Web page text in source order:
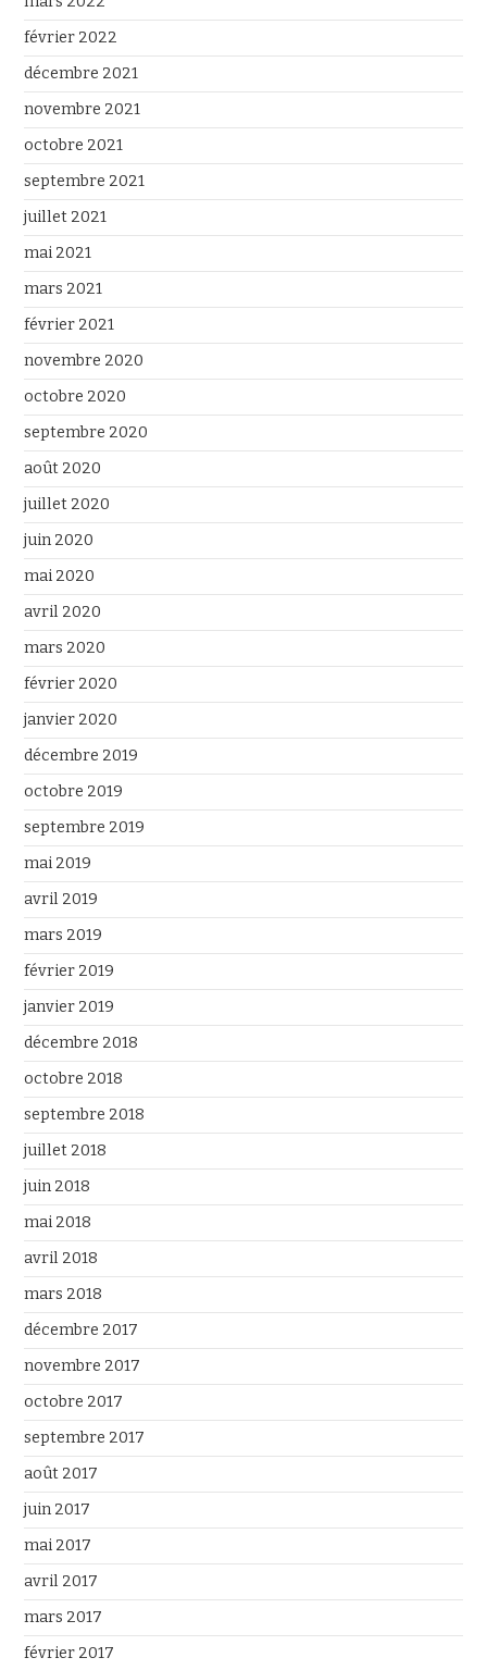
février 2022
décembre 2021
novembre 2021
octobre 2021
septembre 2021
juillet 2021
mai 2021
mars 2021
février 2021
novembre 2020
octobre 2020
septembre 2020
août 2020
juillet 2020
juin 2020
mai 2020
avril 2020
mars 2020
février 2020
janvier 2020
décembre 2019
octobre 2019
septembre 2019
mai 2019
avril 2019
mars 2019
février 2019
janvier 2019
décembre 2018
octobre 2018
septembre 2018
juillet 2018
juin 2018
mai 2018
avril 2018
mars 2018
décembre 2017
novembre 2017
octobre 2017
septembre 2017
août 2017
juin 2017
mai 2017
avril 2017
mars 2017
février 2017